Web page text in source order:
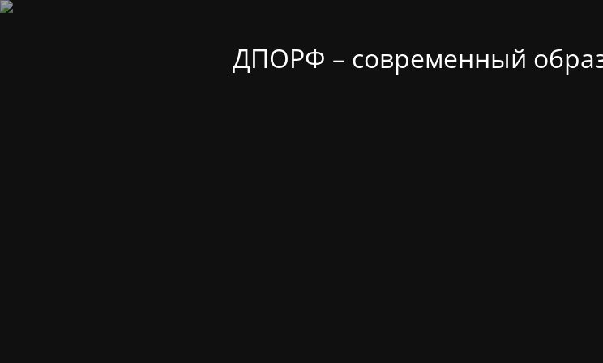
ДПОРФ – современный